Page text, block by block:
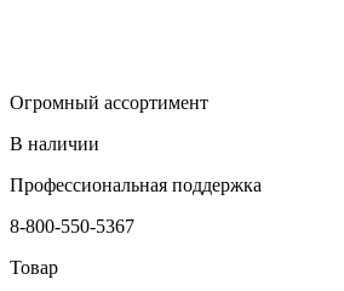
Огромный ассортимент
В наличии
Профессиональная поддержка
8-800-550-5367
Товар